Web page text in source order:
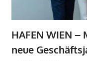
HAFEN WIEN
neue